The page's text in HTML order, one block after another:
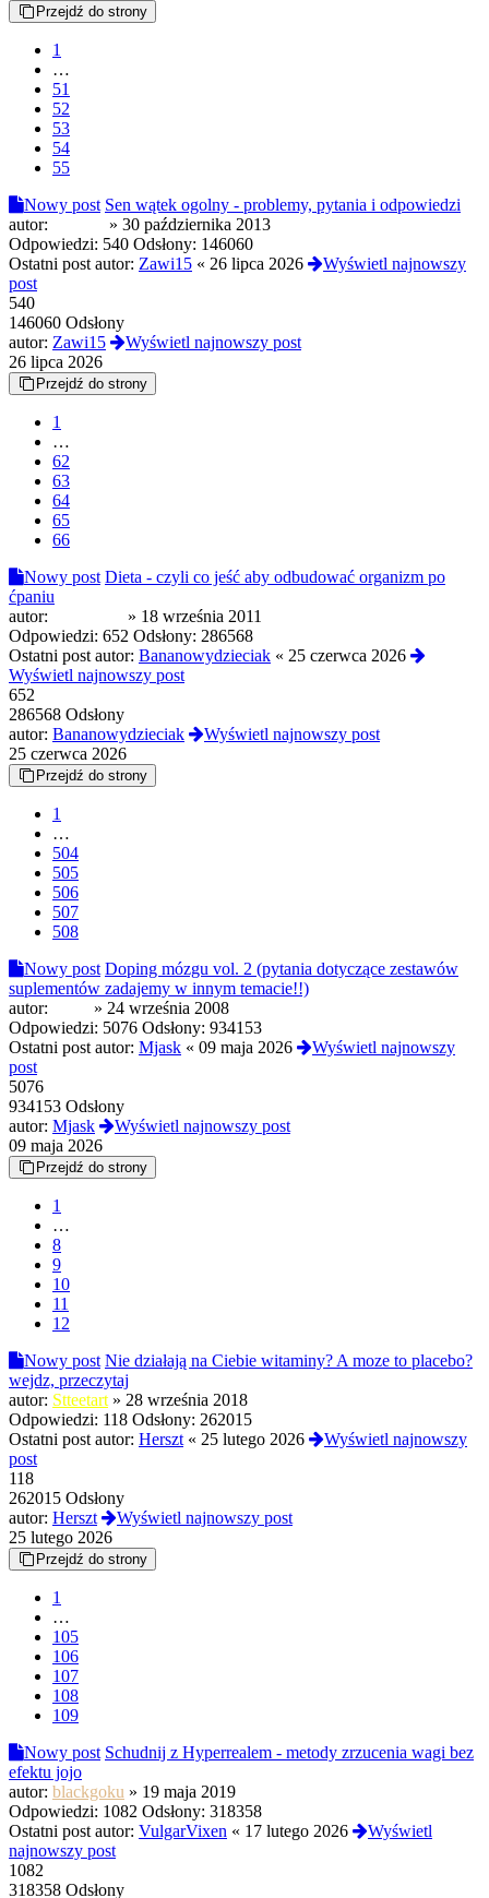
Przejdź do strony
1
…
51
52
53
54
55
Nowy post Sen wątek ogolny - problemy, pytania i odpowiedzi
autor:
» 30 października 2013
Odpowiedzi: 540 Odsłony: 146060
Ostatni post autor: Zawi15 « 26 lipca 2026
Wyświetl najnowszy
post
540
146060 Odsłony
autor: Zawi15
Wyświetl najnowszy post
26 lipca 2026
Przejdź do strony
1
…
62
63
64
65
66
Nowy post Dieta - czyli co jeść aby odbudować organizm po
ćpaniu
autor:
» 18 września 2011
Odpowiedzi: 652 Odsłony: 286568
Ostatni post autor: Bananowydzieciak « 25 czerwca 2026
Wyświetl najnowszy post
652
286568 Odsłony
autor: Bananowydzieciak
Wyświetl najnowszy post
25 czerwca 2026
Przejdź do strony
1
…
504
505
506
507
508
Nowy post Doping mózgu vol. 2 (pytania dotyczące zestawów
suplementów zadajemy w innym temacie!!)
autor:
» 24 września 2008
Odpowiedzi: 5076 Odsłony: 934153
Ostatni post autor: Mjask « 09 maja 2026
Wyświetl najnowszy
post
5076
934153 Odsłony
autor: Mjask
Wyświetl najnowszy post
09 maja 2026
Przejdź do strony
1
…
8
9
10
11
12
Nowy post Nie działają na Ciebie witaminy? A moze to placebo?
wejdz, przeczytaj
autor: Stteetart » 28 września 2018
Odpowiedzi: 118 Odsłony: 262015
Ostatni post autor: Herszt « 25 lutego 2026
Wyświetl najnowszy
post
118
262015 Odsłony
autor: Herszt
Wyświetl najnowszy post
25 lutego 2026
Przejdź do strony
1
…
105
106
107
108
109
Nowy post Schudnij z Hyperrealem - metody zrzucenia wagi bez
efektu jojo
autor: blackgoku » 19 maja 2019
Odpowiedzi: 1082 Odsłony: 318358
Ostatni post autor: VulgarVixen « 17 lutego 2026
Wyświetl
najnowszy post
1082
318358 Odsłony